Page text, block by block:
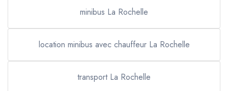
minibus La Rochelle
location minibus avec chauffeur La Rochelle
transport La Rochelle